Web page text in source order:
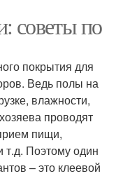
советы по
покрытия для
Ведь полы на
влажности,
проводят
пищи,
т.д. Поэтому один
– это клеевой